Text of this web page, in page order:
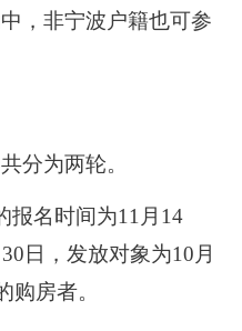
，非宁波户籍也可参
为两轮。
名时间为11月14
日，发放对象为10月
购房者。